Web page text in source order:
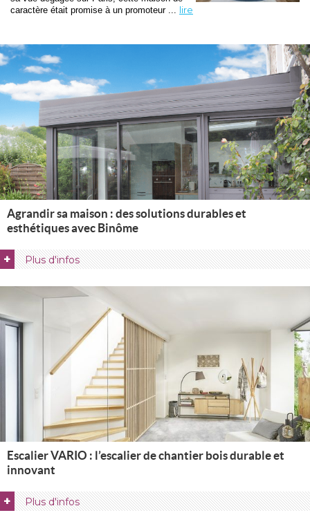
caractère était promise à un promoteur ... lire
Agrandir sa maison : des solutions durables et
esthétiques avec Binôme
+ Plus d'infos
Escalier VARIO : l’escalier de chantier bois durable et
innovant
+ Plus d'infos